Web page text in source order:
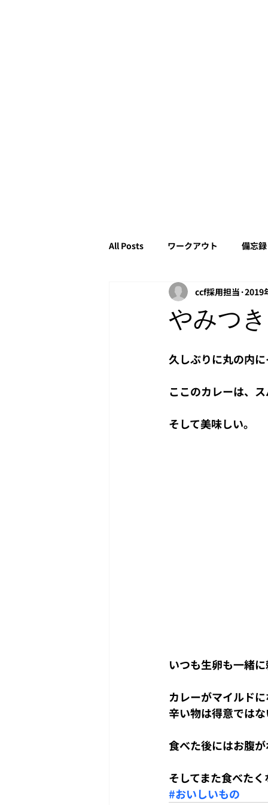
All Posts ワークアウト 備忘録
アクティベーション PAC
Headroom
やみつ
ccf採用担当 2019
久しぶりに丸の内
ここのカレーは、
そして美味しい。
いつも生卵も一緒
カレーがマイルド
辛い物は得意では
食べた後にはお腹
そしてまた食べた
#おいしいもの